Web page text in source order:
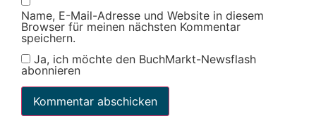
Name, E-Mail-Adresse und Website in diesem
Browser für meinen nächsten Kommentar
speichern.
Ja, ich möchte den BuchMarkt-Newsflash
abonnieren